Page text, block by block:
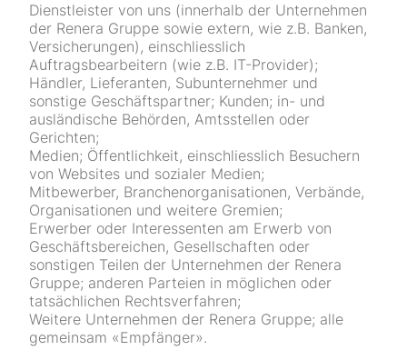
Dienstleister von uns (innerhalb der Unternehmen
der Renera Gruppe sowie extern, wie z.B. Banken,
Versicherungen), einschliesslich
Auftragsbearbeitern (wie z.B. IT-Provider);
Händler, Lieferanten, Subunternehmer und
sonstige Geschäftspartner; Kunden; in- und
ausländische Behörden, Amtsstellen oder
Gerichten;
Medien; Öffentlichkeit, einschliesslich Besuchern
von Websites und sozialer Medien;
Mitbewerber, Branchenorganisationen, Verbände,
Organisationen und weitere Gremien;
Erwerber oder Interessenten am Erwerb von
Geschäftsbereichen, Gesellschaften oder
sonstigen Teilen der Unternehmen der Renera
Gruppe; anderen Parteien in möglichen oder
tatsächlichen Rechtsverfahren;
Weitere Unternehmen der Renera Gruppe; alle
gemeinsam «Empfänger».